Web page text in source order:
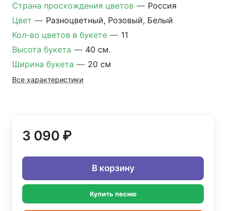
Страна просхождения цветов — Россия
Цвет — Разноцветный, Розовый, Белый
Кол-во цветов в букете — 11
Высота букета — 40 см.
Ширина букета — 20 см
Все характеристики
3 090 ₽
В корзину
Купить песню